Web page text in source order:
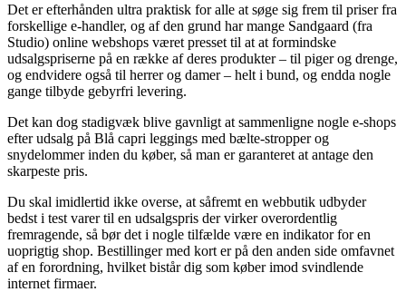
Det er efterhånden ultra praktisk for alle at søge sig frem til priser fra
forskellige e-handler, og af den grund har mange Sandgaard (fra
Studio) online webshops været presset til at at formindske
udsalgspriserne på en række af deres produkter – til piger og drenge,
og endvidere også til herrer og damer – helt i bund, og endda nogle
gange tilbyde gebyrfri levering.
Det kan dog stadigvæk blive gavnligt at sammenligne nogle e-shops
efter udsalg på Blå capri leggings med bælte-stropper og
snydelommer inden du køber, så man er garanteret at antage den
skarpeste pris.
Du skal imidlertid ikke overse, at såfremt en webbutik udbyder
bedst i test varer til en udsalgspris der virker overordentlig
fremragende, så bør det i nogle tilfælde være en indikator for en
uoprigtig shop. Bestillinger med kort er på den anden side omfavnet
af en forordning, hvilket bistår dig som køber imod svindlende
internet firmaer.